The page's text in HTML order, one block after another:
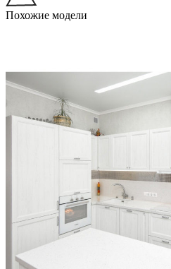
Похожие модели